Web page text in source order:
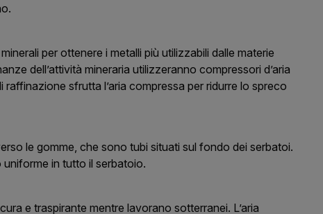
per ottenere i metalli più utilizzabili dalle materie
dell’attività mineraria utilizzeranno compressori d’aria
sfrutta l’aria compressa per ridurre lo spreco
le gomme, che sono tubi situati sul fondo dei serbatoi.
in tutto il serbatoio.
e traspirante mentre lavorano sotterranei. L’aria